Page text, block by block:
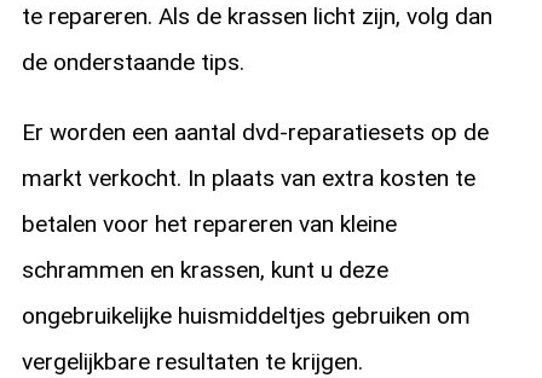
te repareren. Als de krassen licht zijn, volg dan
de onderstaande tips.
Er worden een aantal dvd-reparatiesets op de
markt verkocht. In plaats van extra kosten te
betalen voor het repareren van kleine
schrammen en krassen, kunt u deze
ongebruikelijke huismiddeltjes gebruiken om
vergelijkbare resultaten te krijgen.